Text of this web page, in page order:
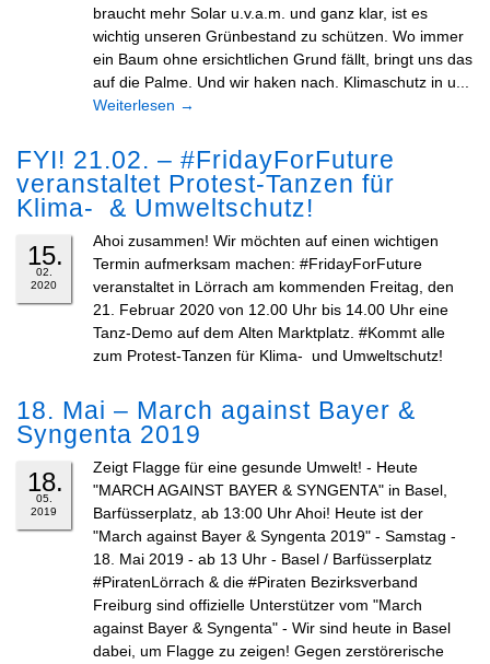
braucht mehr Solar u.v.a.m. und ganz klar, ist es
wichtig unseren Grünbestand zu schützen. Wo immer
ein Baum ohne ersichtlichen Grund fällt, bringt uns das
auf die Palme. Und wir haken nach. Klimaschutz in u...
Weiterlesen →
FYI! 21.02. – #FridayForFuture
veranstaltet Protest-Tanzen für
Klima- & Umweltschutz!
15.
02.
2020
Ahoi zusammen! Wir möchten auf einen wichtigen
Termin aufmerksam machen: #FridayForFuture
veranstaltet in Lörrach am kommenden Freitag, den
21. Februar 2020 von 12.00 Uhr bis 14.00 Uhr eine
Tanz-Demo auf dem Alten Marktplatz. #Kommt alle
zum Protest-Tanzen für Klima- und Umweltschutz!
18. Mai – March against Bayer &
Syngenta 2019
18.
05.
2019
Zeigt Flagge für eine gesunde Umwelt! - Heute
"MARCH AGAINST BAYER & SYNGENTA" in Basel,
Barfüsserplatz, ab 13:00 Uhr Ahoi! Heute ist der
"March against Bayer & Syngenta 2019" - Samstag -
18. Mai 2019 - ab 13 Uhr - Basel / Barfüsserplatz
#PiratenLörrach & die #Piraten Bezirksverband
Freiburg sind offizielle Unterstützer vom "March
against Bayer & Syngenta" - Wir sind heute in Basel
dabei, um Flagge zu zeigen! Gegen zerstörerische